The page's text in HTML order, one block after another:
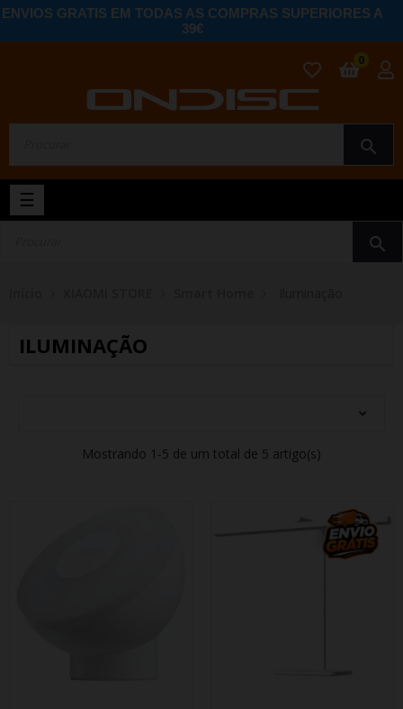
ENVIOS GRATIS EM TODAS AS COMPRAS SUPERIORES A
39€
search
0
Toggle
navigation
☰
search
ILUMINAÇÃO
Mostrando 1-5 de um total de 5 artigo(s)